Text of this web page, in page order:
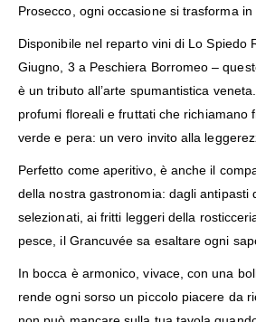
Prosecco, ogni occasione si trasforma in
Disponibile nel reparto vini di Lo Spiedo
Giugno, 3 a Peschiera Borromeo –
è un tributo all’arte spumantistica
profumi floreali e fruttati che richiamano
verde e pera: un vero invito alla
Perfetto come aperitivo, è anche il
della nostra gastronomia: dagli antipasti
selezionati, ai fritti leggeri della
pesce, il Grancuvée sa esaltare ogni
In bocca è armonico, vivace, con una
rende ogni sorso un piccolo piacere da